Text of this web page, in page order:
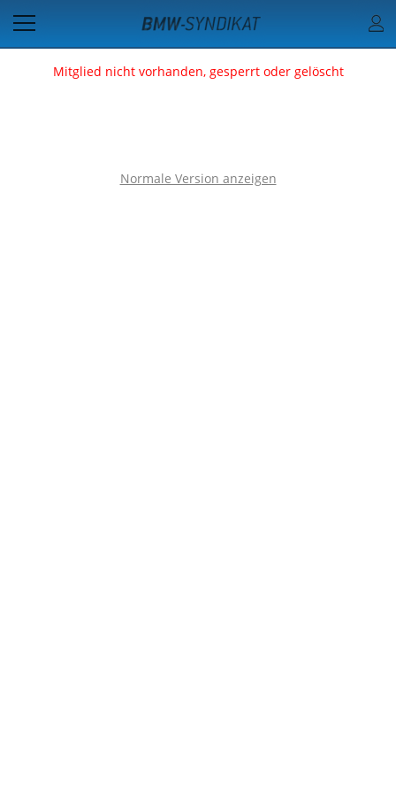
Mitglied nicht vorhanden, gesperrt oder gelöscht
Normale Version anzeigen